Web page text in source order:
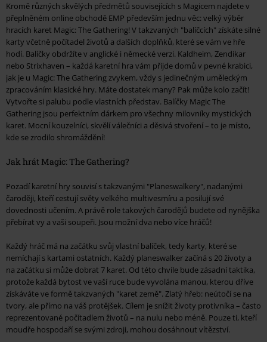
Kromě různých skvělých předmětů souvisejících s Magicem najdete v
přeplněném online obchodě EMP především jednu věc: velký výběr
hracích karet Magic: The Gathering! V takzvaných "balíčcích" získáte silné
karty včetně počítadel životů a dalších doplňků, které se vám ve hře
hodí. Balíčky obdržíte v anglické i německé verzi. Kaldheim, Zendikar
nebo Strixhaven – každá karetní hra vám přijde domů v pevné krabici,
jak je u Magic: The Gathering zvykem, vždy s jedinečným uměleckým
zpracováním klasické hry. Máte dostatek many? Pak může kolo začít!
Vytvořte si palubu podle vlastních představ. Balíčky Magic The
Gathering jsou perfektním dárkem pro všechny milovníky mystických
karet. Mocní kouzelníci, skvělí válečníci a děsivá stvoření – to je místo,
kde se zrodilo shromáždění!
Jak hrát Magic: The Gathering?
Pozadí karetní hry souvisí s takzvanými "Planeswalkery", nadanými
čaroději, kteří cestují světy velkého multivesmíru a posilují své
dovednosti učením. A právě role takových čarodějů budete od nynějška
přebírat vy a vaši soupeři. Jsou možní dva nebo více hráčů!
Každý hráč má na začátku svůj vlastní balíček, tedy karty, které se
nemíchají s kartami ostatních. Každý planeswalker začíná s 20 životy a
na začátku si může dobrat 7 karet. Od této chvíle bude zásadní taktika,
protože každá bytost ve vaší ruce bude vyvolána manou, kterou dříve
získáváte ve formě takzvaných "karet země". Zlatý hřeb: neútočí se na
tvory, ale přímo na váš protějšek. Cílem je snížit životy protivníka – často
reprezentované počítadlem životů – na nulu nebo méně. Pouze ti, kteří
moudře hospodaří se svými zdroji, mohou dosáhnout vítězství.